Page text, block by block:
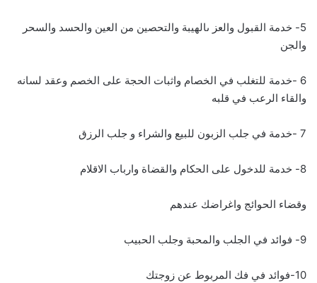
5- خدمة القبول والعز ىالهيبة والتحصين من العين والحسد والسحر
والجن
6 -خدمة للتغلب في الخصام واثبات الحجة على الخصم وعقد لسانه
والقاء الرعب في قلبه
7 -خدمة في جلب الزبون للبيع والشراء و جلب الرزق
8- خدمة للدخول على الحكام والقضاة وارباب الاقلام
وقضاء الحوائج واغراضك عندهم
9- فوائد في الجلب والمحبة وجلب الحبيب
10-فوائد في فك المربوط عن زوجتك